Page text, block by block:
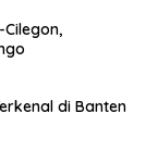
di Banten